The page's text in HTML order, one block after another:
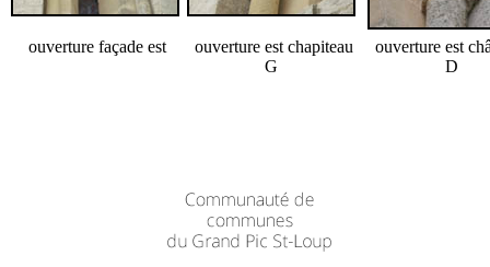
ouverture façade est
ouverture est chapiteau
G
ouverture est
D